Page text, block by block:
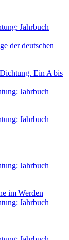
Jahrbuch
der deutschen
Ein A bis
Jahrbuch
Jahrbuch
Jahrbuch
im Werden
Jahrbuch